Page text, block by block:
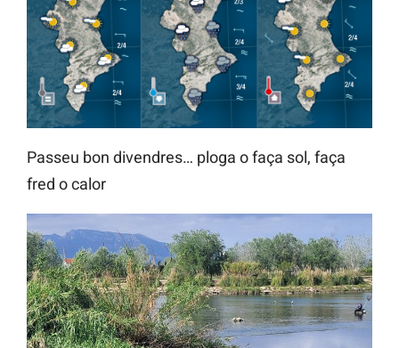
Passeu bon divendres… ploga o faça sol, faça
fred o calor